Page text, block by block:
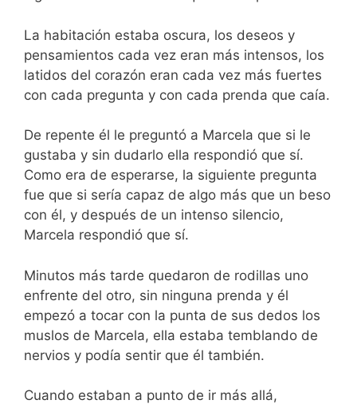
La habitación estaba oscura, los deseos y
pensamientos cada vez eran más intensos, los
latidos del corazón eran cada vez más fuertes
con cada pregunta y con cada prenda que caía.
De repente él le preguntó a Marcela que si le
gustaba y sin dudarlo ella respondió que sí.
Como era de esperarse, la siguiente pregunta
fue que si sería capaz de algo más que un beso
con él, y después de un intenso silencio,
Marcela respondió que sí.
Minutos más tarde quedaron de rodillas uno
enfrente del otro, sin ninguna prenda y él
empezó a tocar con la punta de sus dedos los
muslos de Marcela, ella estaba temblando de
nervios y podía sentir que él también.
Cuando estaban a punto de ir más allá,